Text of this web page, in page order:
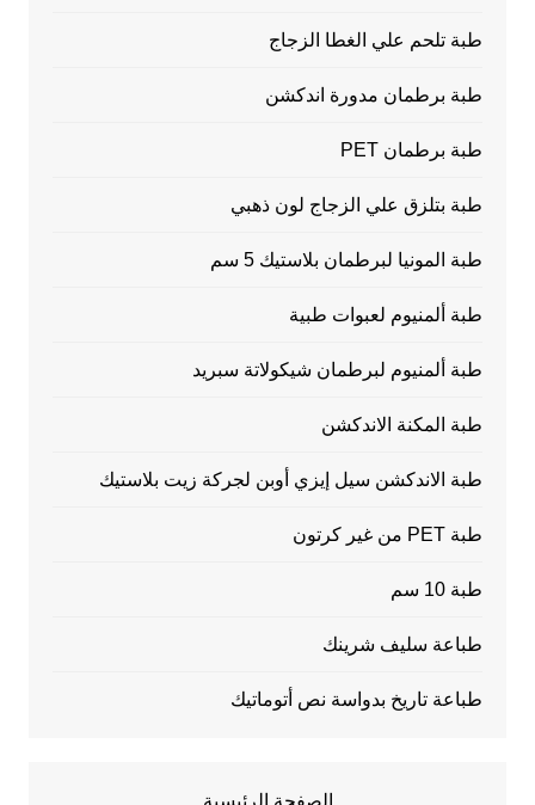
طبة تلحم علي الغطا الزجاج
طبة برطمان مدورة اندكشن
طبة برطمان PET
طبة بتلزق علي الزجاج لون ذهبي
طبة المونيا لبرطمان بلاستيك 5 سم
طبة ألمنيوم لعبوات طبية
طبة ألمنيوم لبرطمان شيكولاتة سبريد
طبة المكنة الاندكشن
طبة الاندكشن سيل إيزي أوبن لجركة زيت بلاستيك
طبة PET من غير كرتون
طبة 10 سم
طباعة سليف شرينك
طباعة تاريخ بدواسة نص أتوماتيك